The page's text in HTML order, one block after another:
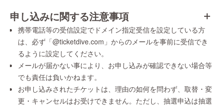
申し込みに関する注意事項
携帯電話等の受信設定でドメイン指定受信を設定している方
は、必ず「@ticketdive.com」からのメールを事前に受信でき
るように設定してください。
メールが届かない事により、お申し込みが確認できない場合等
でも責任は負いかねます。
お申し込みされたチケットは、理由の如何を問わず、取替・変
更・キャンセルはお受けできません。ただし、抽選申込は抽選